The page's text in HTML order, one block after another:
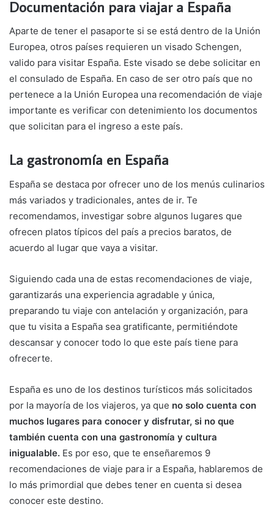
Documentación para viajar a España
Aparte de tener el pasaporte si se está dentro de la Unión
Europea, otros países requieren un visado Schengen,
valido para visitar España. Este visado se debe solicitar en
el consulado de España. En caso de ser otro país que no
pertenece a la Unión Europea una recomendación de viaje
importante es verificar con detenimiento los documentos
que solicitan para el ingreso a este país.
La gastronomía en España
España se destaca por ofrecer uno de los menús culinarios
más variados y tradicionales, antes de ir. Te
recomendamos, investigar sobre algunos lugares que
ofrecen platos típicos del país a precios baratos, de
acuerdo al lugar que vaya a visitar.
Siguiendo cada una de estas recomendaciones de viaje,
garantizarás una experiencia agradable y única,
preparando tu viaje con antelación y organización, para
que tu visita a España sea gratificante, permitiéndote
descansar y conocer todo lo que este país tiene para
ofrecerte.
España es uno de los destinos turísticos más solicitados
por la mayoría de los viajeros, ya que no solo cuenta con
muchos lugares para conocer y disfrutar, si no que
también cuenta con una gastronomía y cultura
inigualable. Es por eso, que te enseñaremos 9
recomendaciones de viaje para ir a España, hablaremos de
lo más primordial que debes tener en cuenta si desea
conocer este destino.